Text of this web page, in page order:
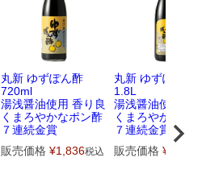
丸新 ゆずぽん酢
720ml
湯浅醤油使用 香り良
くまろやかなポン酢
７連続金賞
販売価格 ¥1,836税込
丸新 ゆずぽん酢
1.8L
湯浅醤油使用 香
くまろやかなポ
７連続金賞
販売価格 ¥